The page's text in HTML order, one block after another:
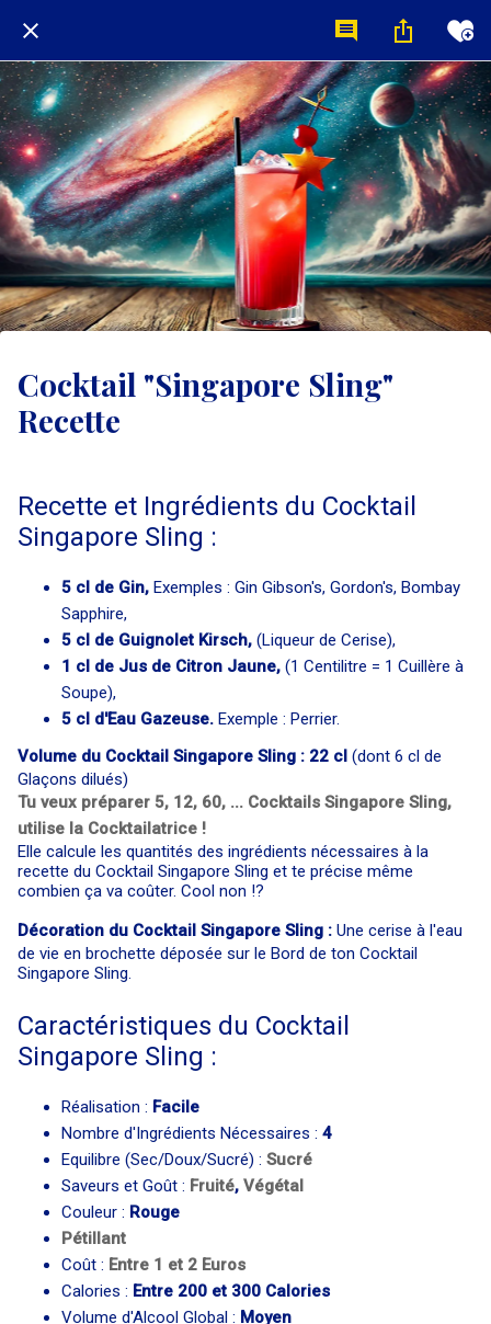
Cocktail "Singapore Sling"
Recette
Recette et Ingrédients du Cocktail
Singapore Sling :
5 cl de Gin, Exemples : Gin Gibson's, Gordon's, Bombay
Sapphire,
5 cl de Guignolet Kirsch, (Liqueur de Cerise),
1 cl de Jus de Citron Jaune, (1 Centilitre = 1 Cuillère à
Soupe),
5 cl d'Eau Gazeuse. Exemple : Perrier.
Volume du Cocktail Singapore Sling : 22 cl (dont 6 cl de
Glaçons dilués)
Tu veux préparer 5, 12, 60, ... Cocktails Singapore Sling,
utilise la Cocktailatrice !
Elle calcule les quantités des ingrédients nécessaires à la
recette du Cocktail Singapore Sling et te précise même
combien ça va coûter. Cool non !?
Décoration du Cocktail Singapore Sling : Une cerise à l'eau
de vie en brochette déposée sur le Bord de ton Cocktail
Singapore Sling.
Caractéristiques du Cocktail
Singapore Sling :
Réalisation : Facile
Nombre d'Ingrédients Nécessaires : 4
Equilibre (Sec/Doux/Sucré) : Sucré
Saveurs et Goût : Fruité, Végétal
Couleur : Rouge
Pétillant
Coût : Entre 1 et 2 Euros
Calories : Entre 200 et 300 Calories
Volume d'Alcool Global : Moyen